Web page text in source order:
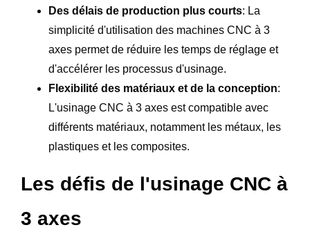
Des délais de production plus courts: La
simplicité d'utilisation des machines CNC à 3
axes permet de réduire les temps de réglage et
d'accélérer les processus d'usinage.
Flexibilité des matériaux et de la conception:
L'usinage CNC à 3 axes est compatible avec
différents matériaux, notamment les métaux, les
plastiques et les composites.
Les défis de l'usinage CNC à
3 axes